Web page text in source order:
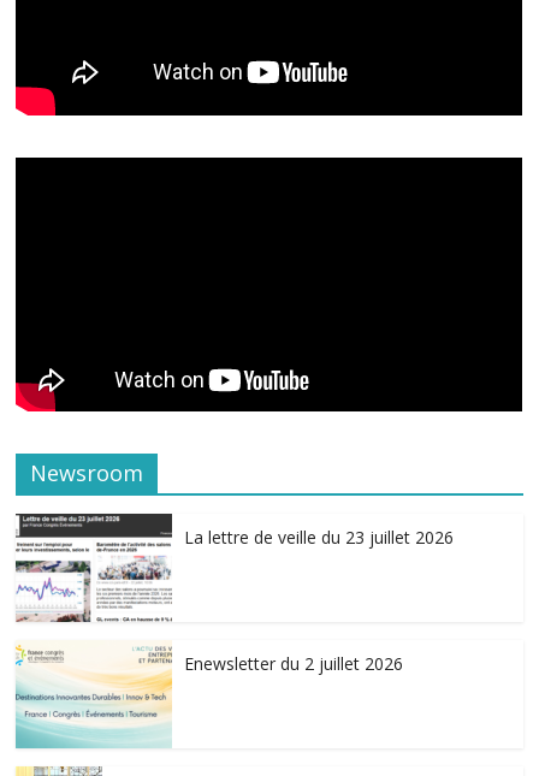
Newsroom
La lettre de veille du 23 juillet 2026
Enewsletter du 2 juillet 2026